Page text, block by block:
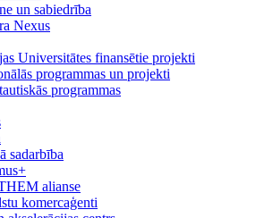
un sabiedrība
Nexus
Universitātes finansētie projekti
programmas un projekti
programmas
sadarbība
alianse
komercaģenti